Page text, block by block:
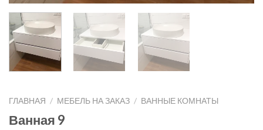
ГЛАВНАЯ / МЕБЕЛЬ НА ЗАКАЗ / ВАННЫЕ КОМНАТЫ
Ванная 9